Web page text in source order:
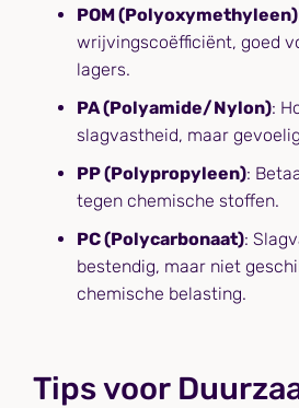
POM (Polyoxymethyleen)
wrijvingscoëfficiënt, goed
lagers.
PA (Polyamide/Nylon):
slagvastheid, maar
PP (Polypropyleen):
tegen chemische stoffen.
PC (Polycarbonaat):
bestendig, maar niet
chemische belasting.
Tips voor